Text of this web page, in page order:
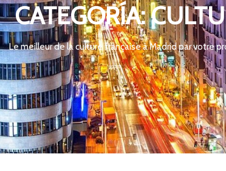
CATEGORÍA:
Le meilleur de la culture française à Madrid par votre